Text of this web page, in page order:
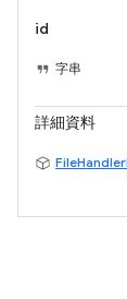
id
字串
詳細資料